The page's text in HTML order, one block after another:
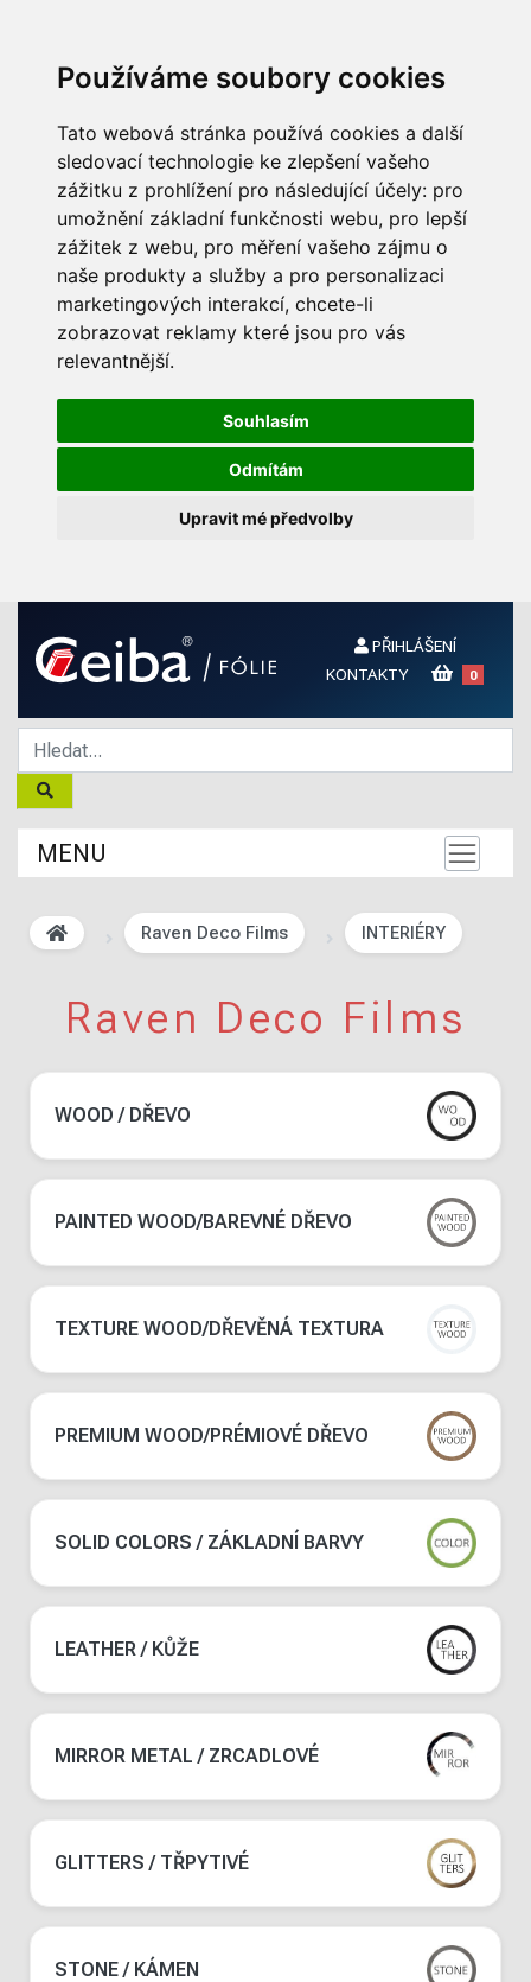
Používáme soubory cookies
Tato webová stránka používá cookies a další
sledovací technologie ke zlepšení vašeho
zážitku z prohlížení pro následující účely: pro
umožnění základní funkčnosti webu, pro lepší
zážitek z webu, pro měření vašeho zájmu o
naše produkty a služby a pro personalizaci
marketingových interakcí, chcete-li
zobrazovat reklamy které jsou pro vás
relevantnější.
Souhlasím
Odmítám
Upravit mé předvolby
PŘIHLÁŠENÍ
KONTAKTY
0
MENU
Raven Deco Films INTERIÉRY
Raven Deco Films
WOOD / DŘEVO
PAINTED WOOD/BAREVNÉ DŘEVO
TEXTURE WOOD/DŘEVĚNÁ TEXTURA
PREMIUM WOOD/PRÉMIOVÉ DŘEVO
SOLID COLORS / ZÁKLADNÍ BARVY
LEATHER / KŮŽE
MIRROR METAL / ZRCADLOVÉ
GLITTERS / TŘPYTIVÉ
STONE / KÁMEN